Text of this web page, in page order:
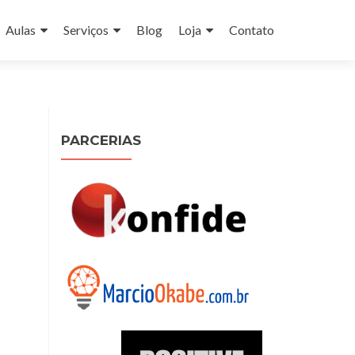
Aulas Serviços Blog Loja Contato
PARCERIAS